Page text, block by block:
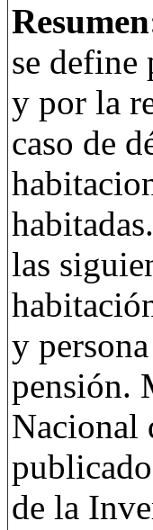
se define
y por la
caso de
las
y
pensión.
Nacional
de la